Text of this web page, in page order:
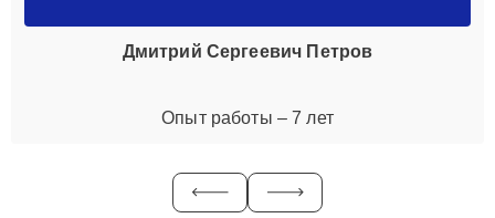
Дмитрий Сергеевич Петров
Опыт работы – 7 лет